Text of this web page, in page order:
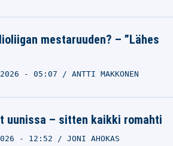
mestaruuden? – ”Lähes
- 05:07 ANTTI MAKKONEN
uunissa – sitten kaikki romahti
- 12:52 JONI AHOKAS